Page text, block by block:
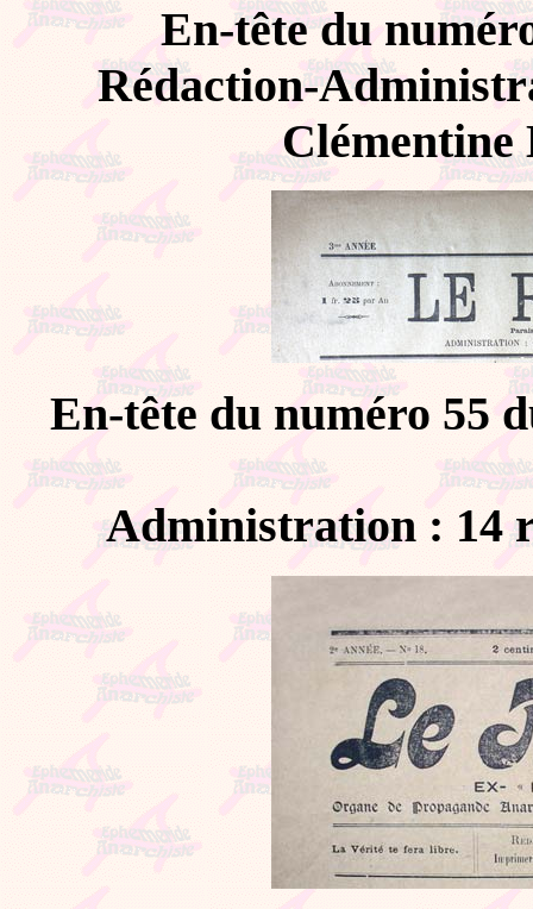
En-tête du
Rédaction-
Clémentine
En-tête du numéro 55
Administration : 14